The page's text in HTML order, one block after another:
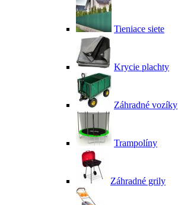
Tieniace siete
Krycie plachty
Záhradné vozíky
Trampolíny
Záhradné grily